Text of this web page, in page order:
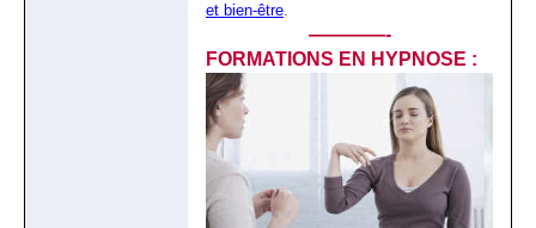
et bien-être.
————-
FORMATIONS EN HYPNOSE :